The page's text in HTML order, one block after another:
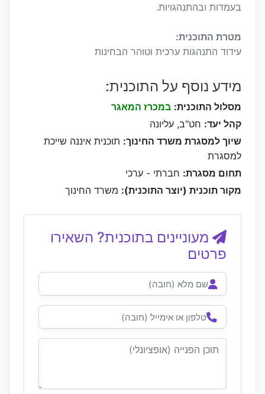
בעמדות ובהתנהגויות.
מטרת התוכנית:
עידוד התנהגות ערכית וטוהר הבחינות
מידע נוסף על התוכנית:
מסלול התוכנית: במכרז המאגר
קהל יעד: חט"ב, עליונה
שיוך למסגרת משרד החינוך: תוכנית איננה שייכת
למסגרת
תחום מסגרת: חברתי - ערכי
מקור תוכנית (יוצר התוכנית): משרד החינוך
מעוניינים בתוכנית? השאירו
פרטים